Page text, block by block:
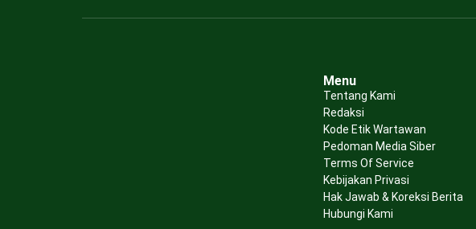
Menu
Tentang Kami
Redaksi
Kode Etik Wartawan
Pedoman Media Siber
Terms Of Service
Kebijakan Privasi
Hak Jawab & Koreksi Berita
Hubungi Kami